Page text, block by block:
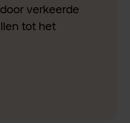
verkeerde
tot het